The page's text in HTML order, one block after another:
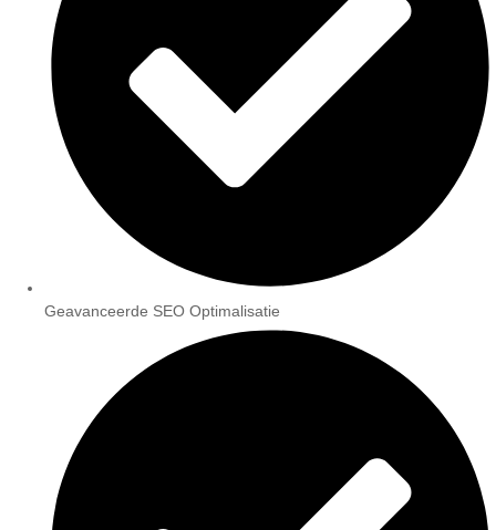
Geavanceerde SEO Optimalisatie